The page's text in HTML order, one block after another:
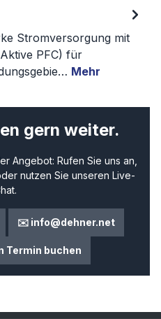
Stromversorgung mit
PFC) für
Mehr
gern weiter.
Angebot: Rufen Sie uns an,
nutzen Sie unseren Live-
✉️ info@dehner.net
Termin buchen